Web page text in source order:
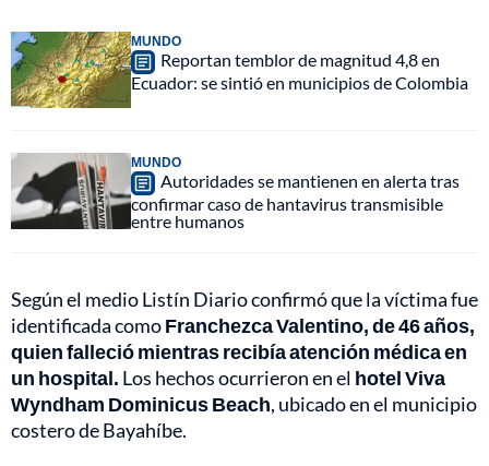
MUNDO
Reportan temblor de magnitud 4,8 en
Ecuador: se sintió en municipios de Colombia
MUNDO
Autoridades se mantienen en alerta tras
confirmar caso de hantavirus transmisible
entre humanos
Según el medio Listín Diario confirmó que la víctima fue
identificada comoFranchezca Valentino, de 46 años,
quien falleció mientras recibía atención médica en
un hospital. Los hechos ocurrieron en el hotel Viva
Wyndham Dominicus Beach, ubicado en el municipio
costero de Bayahíbe.